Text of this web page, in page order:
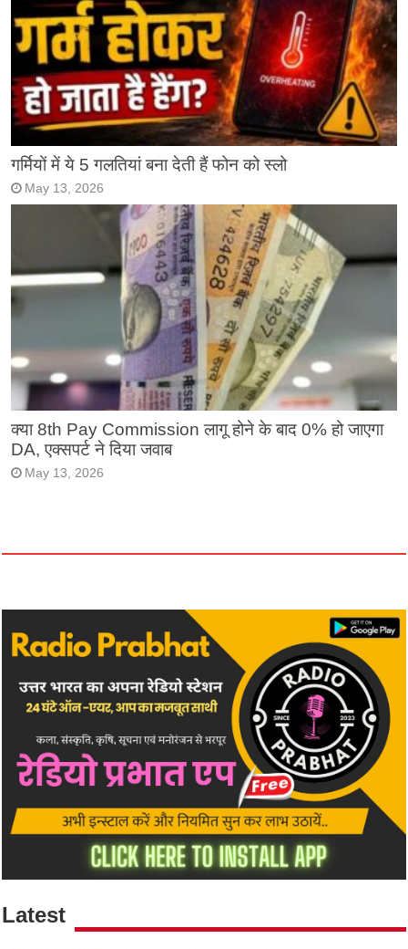
गर्मियों में ये 5 गलतियां बना देती हैं फोन को स्लो
May 13, 2026
क्या 8th Pay Commission लागू होने के बाद 0% हो जाएगा
DA, एक्सपर्ट ने दिया जवाब
May 13, 2026
Latest